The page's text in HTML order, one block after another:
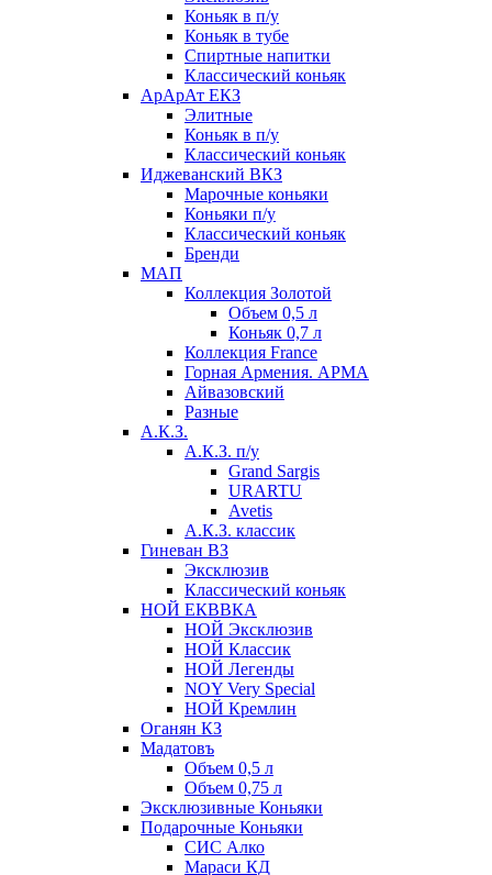
Коньяк в п/у
Коньяк в тубе
Спиртные напитки
Классический коньяк
АрАрАт ЕКЗ
Элитные
Коньяк в п/у
Классический коньяк
Иджеванский ВКЗ
Марочные коньяки
Коньяки п/у
Классический коньяк
Бренди
МАП
Коллекция Золотой
Объем 0,5 л
Коньяк 0,7 л
Коллекция France
Горная Армения. АРМА
Айвазовский
Разные
А.К.З.
А.К.З. п/у
Grand Sargis
URARTU
Avetis
А.К.З. классик
Гиневан ВЗ
Эксклюзив
Классический коньяк
НОЙ ЕКВВКА
НОЙ Эксклюзив
НОЙ Классик
НОЙ Легенды
NOY Very Speсial
НОЙ Кремлин
Оганян КЗ
Мадатовъ
Объем 0,5 л
Объем 0,75 л
Эксклюзивные Коньяки
Подарочные Коньяки
СИС Алко
Мараси КД